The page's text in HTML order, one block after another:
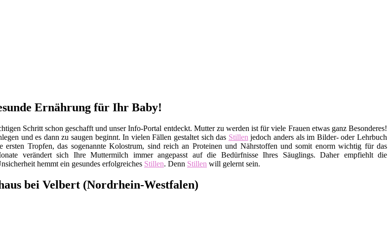
Ernährung für Ihr Baby!
Schritt schon geschafft und unser Info-Portal entdeckt. Mutter zu werden ist für viele Frauen etwas ganz Besonderes!
und es dann zu saugen beginnt. In vielen Fällen gestaltet sich das Stillen jedoch anders als im Bilder- oder Lehrbuch
Tropfen, das sogenannte Kolostrum, sind reich an Proteinen und Nährstoffen und somit enorm wichtig für das
verändert sich Ihre Muttermilch immer angepasst auf die Bedürfnisse Ihres Säuglings. Daher empfiehlt die
hemmt ein gesundes erfolgreiches Stillen. Denn Stillen will gelernt sein.
bei Velbert (Nordrhein-Westfalen)